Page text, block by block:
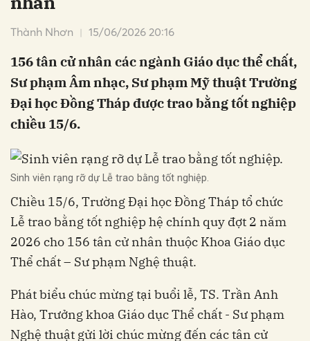
Thành Nhơn 15/06/2026 20:16
156 tân cử nhân các ngành Giáo dục thể chất,
Sư phạm Âm nhạc, Sư phạm Mỹ thuật Trường
Đại học Đồng Tháp được trao bằng tốt nghiệp
chiều 15/6.
Sinh viên rạng rỡ dự Lễ trao bằng tốt nghiệp.
Chiều 15/6, Trường Đại học Đồng Tháp tổ chức
Lễ trao bằng tốt nghiệp hệ chính quy đợt 2 năm
2026 cho 156 tân cử nhân thuộc Khoa Giáo dục
Thể chất – Sư phạm Nghệ thuật.
Phát biểu chúc mừng tại buổi lễ, TS. Trần Anh
Hào, Trưởng khoa Giáo dục Thể chất - Sư phạm
Nghệ thuật gửi lời chúc mừng đến các tân cử
Hủy Gửi